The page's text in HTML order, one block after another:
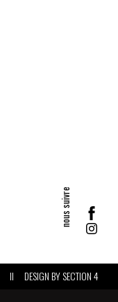
II DESIGN BYSECTION 4